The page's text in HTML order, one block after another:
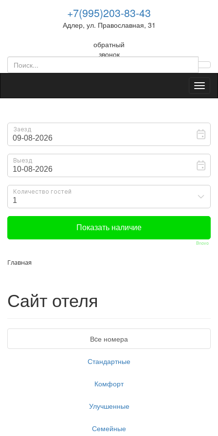
+7(995)203-83-43
Адлер, ул. Православная, 31
обратный
звонок
Bnovo
Главная
Сайт отеля
Вcе номера
Стандартные
Комфорт
Улучшенные
Семейные